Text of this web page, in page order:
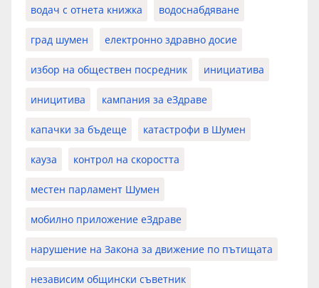
водач с отнета книжка водоснабдяване
град шумен електронно здравно досие
избор на обществен посредник инициатива
иницитива кампания за еЗдраве
капачки за бъдеще катастрофи в Шумен
кауза контрол на скоростта
местен парламент Шумен
мобилно приложение еЗдраве
нарушение на Закона за движение по пътищата
независим общински съветник